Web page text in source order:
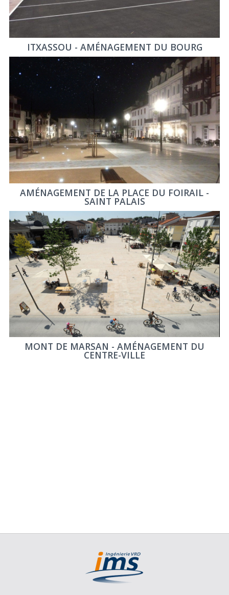
ITXASSOU - AMÉNAGEMENT DU BOURG
AMÉNAGEMENT DE LA PLACE DU FOIRAIL -
SAINT PALAIS
MONT DE MARSAN - AMÉNAGEMENT DU
CENTRE-VILLE